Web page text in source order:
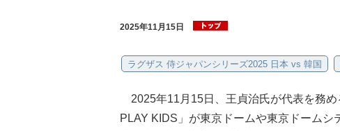
2025年11月15日
ラグザス 侍ジャパンシリーズ2025 日本 vs 韓国
2025年11月15日、王貞治氏が代表を務
PLAY KIDS」が東京ドームや東京ドーム